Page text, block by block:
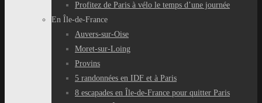
Profitez de Paris à vélo le temps d’une journée
En Île-de-France
Auvers-sur-Oise
Moret-sur-Loing
Provins
5 randonnées en IDF et à Paris
8 escapades en Île-de-France pour quitter Paris